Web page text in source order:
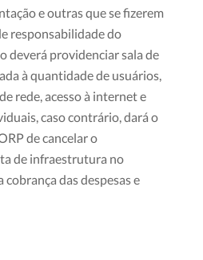
e outras que se fizerem
responsabilidade do
deverá providenciar sala de
à quantidade de usuários,
rede, acesso à internet e
caso contrário, dará o
de cancelar o
de infraestrutura no
cobrança das despesas e